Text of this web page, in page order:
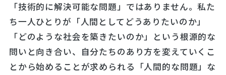
「技術的に解決可能な問題」ではありません。私た
ち一人ひとりが「人間としてどうありたいのか」
「どのような社会を築きたいのか」という根源的な
問いと向き合い、自分たちのあり方を変えていくこ
とから始めることが求められる「人間的な問題」な